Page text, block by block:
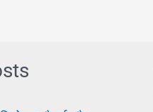
लाभ